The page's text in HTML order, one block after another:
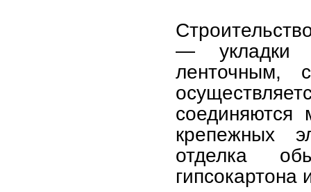
— укладки
ленточным,
крепежных
отделка
гипсокартона